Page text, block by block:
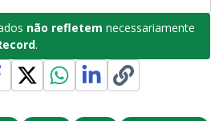
não refletem necessariamente
.